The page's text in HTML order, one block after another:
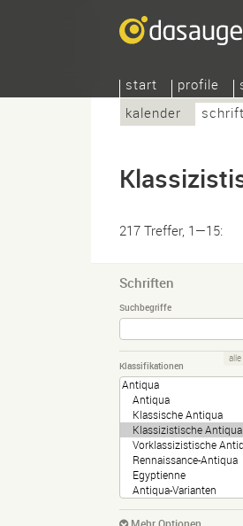
start profile
kalender
217 Treffer, 1—15:
Schriften
Suchbegriffe
Klassifikationen